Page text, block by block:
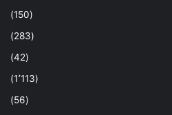
(150)
(283)
(42)
(1٬113)
(56)